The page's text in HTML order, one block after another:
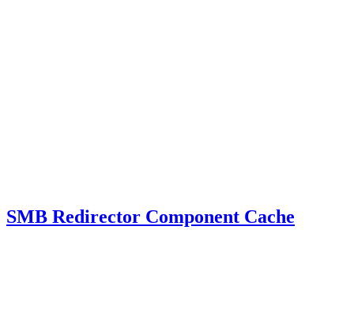
SMB Redirector Component Cache